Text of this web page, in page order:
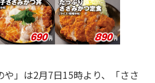
」は2月7日15時より、「ささ